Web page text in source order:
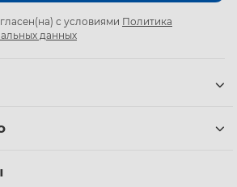
с условиями Политика
данных